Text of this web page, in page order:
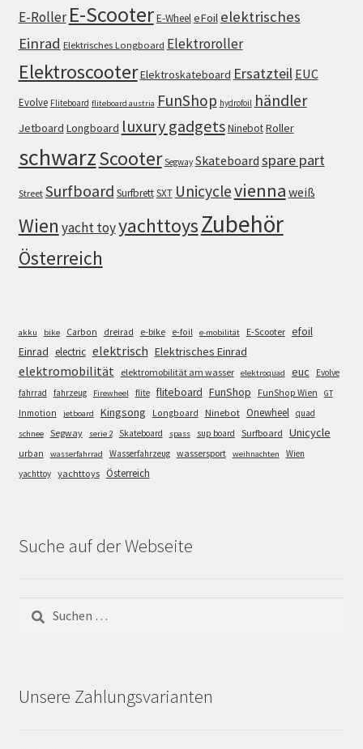
E-Roller E-ScooterE-WheeleFoil elektrisches
Einrad Elektrisches Longboard Elektroroller
ElektroscooterElektroskateboard Ersatzteil EUC
Evolve Fliteboard fliteboard austria FunShop hydrofoil händler
Jetboard Longboard luxury gadgetsNinebotRoller
schwarzScooter Segway Skateboard spare part
Street Surfboard SurfbrettSXT Unicyclevienna weiß
Wien yacht toyyachttoysZubehör
Österreich
akku bike Carbon dreirad e-bike e-foil e-mobilität E-Scooter efoil
Einrad electric elektrisch Elektrisches Einrad
elektromobilität elektromobilität am wasser elektroquad euc
Evolve
fahrrad
fahrzeug Firewheel flite fliteboard FunShop FunShop Wien GT
Inmotion jetboard Kingsong Longboard Ninebot Onewheel quad
schnee Segway serie 2 Skateboard spass sup board Surfboard Unicycle
urban wasserfahrrad Wasserfahrzeug wassersport weihnachten
Wien
yachttoy yachttoys Österreich
Suche auf der Webseite
nach:
Unsere Zahlungsvarianten